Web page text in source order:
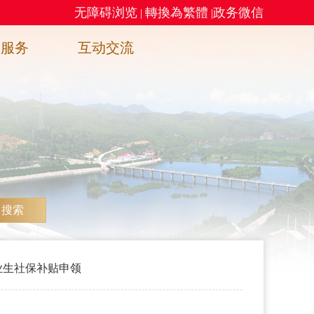
无障碍浏览 | 轉換為繁體 |政务微信
务 互动交流
搜索
社保补贴申领